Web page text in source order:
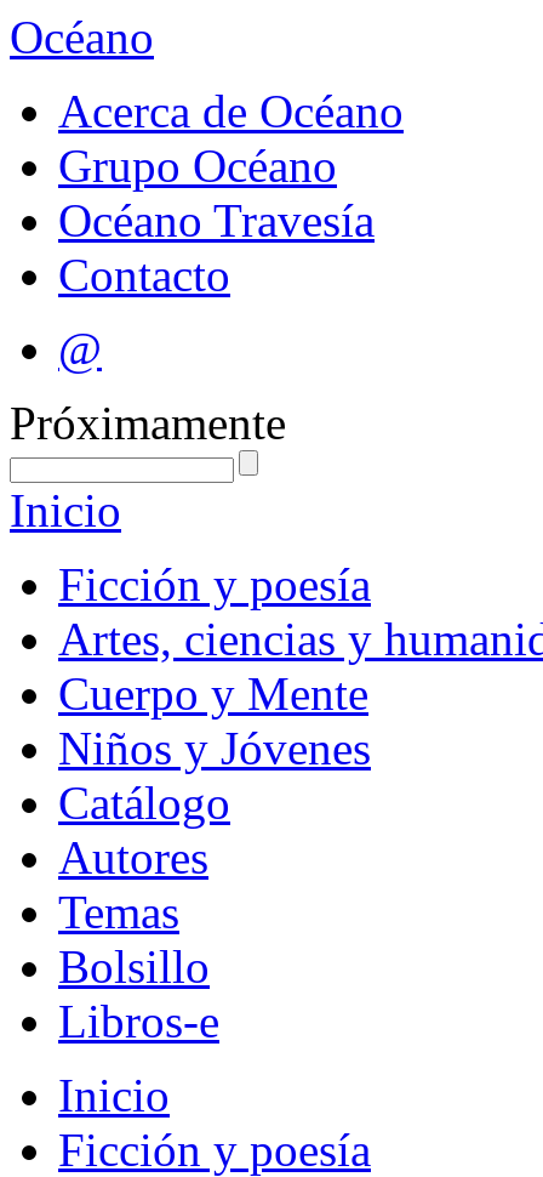
Océano
Acerca de Océano
Grupo Océano
Océano Travesía
Contacto
@
Próximamente
Inicio
Ficción y poesía
Artes, ciencias y
Cuerpo y Mente
Niños y Jóvenes
Catálogo
Autores
Temas
Bolsillo
Libros-e
Inicio
Ficción y poesía